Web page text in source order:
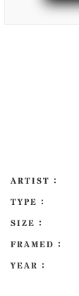
ARTIST :
TYPE :
SIZE :
FRAMED :
YEAR :